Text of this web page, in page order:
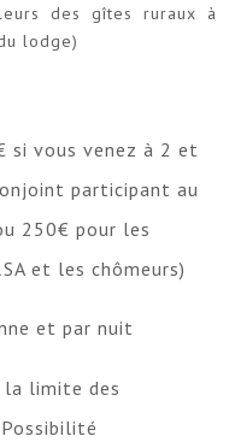
des gîtes ruraux à
lodge)
si vous venez à 2 et
participant au
250€ pour les
et les chômeurs)
et par nuit
limite des